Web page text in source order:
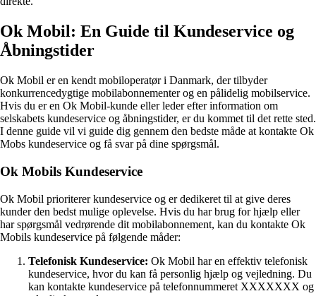
Ok Mobil: En Guide til Kundeservice og
Åbningstider
Ok Mobil er en kendt mobiloperatør i Danmark, der tilbyder
konkurrencedygtige mobilabonnementer og en pålidelig mobilservice.
Hvis du er en Ok Mobil-kunde eller leder efter information om
selskabets kundeservice og åbningstider, er du kommet til det rette sted.
I denne guide vil vi guide dig gennem den bedste måde at kontakte Ok
Mobs kundeservice og få svar på dine spørgsmål.
Ok Mobils Kundeservice
Ok Mobil prioriterer kundeservice og er dedikeret til at give deres
kunder den bedst mulige oplevelse. Hvis du har brug for hjælp eller
har spørgsmål vedrørende dit mobilabonnement, kan du kontakte Ok
Mobils kundeservice på følgende måder:
Telefonisk Kundeservice: Ok Mobil har en effektiv telefonisk
kundeservice, hvor du kan få personlig hjælp og vejledning. Du
kan kontakte kundeservice på telefonnummeret XXXXXXX og